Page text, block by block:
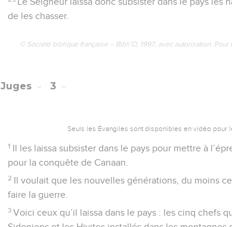
de les chasser.
© Société biblique française – Bibli’O, 1997, avec autorisation.
Juges 3
Seuls les Évangiles sont disponibles en vidéo pour
1 Il les laissa subsister dans le pays pour mettre à
pour la conquête de Canaan.
2 Il voulait que les nouvelles générations, du moins
faire la guerre.
3 Voici ceux qu’il laissa dans le pays : les cinq chefs